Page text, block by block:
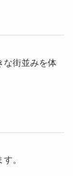
な街並みを体
。